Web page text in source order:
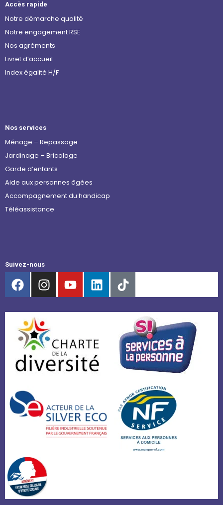
Accès rapide
Notre démarche qualité
Notre engagement RSE
Nos agréments
Livret d’accueil
Index égalité H/F
Nos services
Ménage – Repassage
Jardinage – Bricolage
Garde d’enfants
Aide aux personnes âgées
Accompagnement du handicap
Téléassistance
Suivez-nous